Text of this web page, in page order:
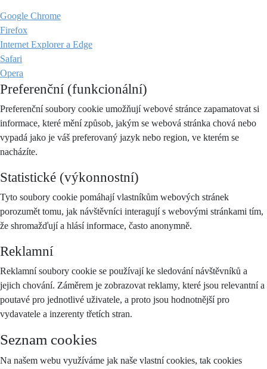
Google Chrome
Firefox
Internet Explorer a Edge
Safari
Opera
Preferenční (funkcionální)
Preferenční soubory cookie umožňují webové stránce zapamatovat si
informace, které mění způsob, jakým se webová stránka chová nebo
vypadá jako je váš preferovaný jazyk nebo region, ve kterém se
nacházíte.
Statistické (výkonnostní)
Tyto soubory cookie pomáhají vlastníkům webových stránek
porozumět tomu, jak návštěvníci interagují s webovými stránkami tím,
že shromažďují a hlásí informace, často anonymně.
Reklamní
Reklamní soubory cookie se používají ke sledování návštěvníků a
jejich chování. Záměrem je zobrazovat reklamy, které jsou relevantní a
poutavé pro jednotlivé uživatele, a proto jsou hodnotnější pro
vydavatele a inzerenty třetích stran.
Seznam cookies
Na našem webu využíváme jak naše vlastní cookies, tak cookies